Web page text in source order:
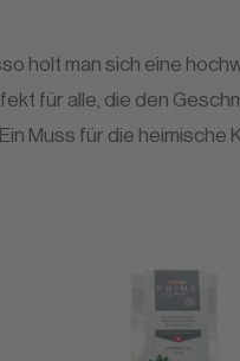
holt man sich eine
für alle, die den
Muss für die heimische